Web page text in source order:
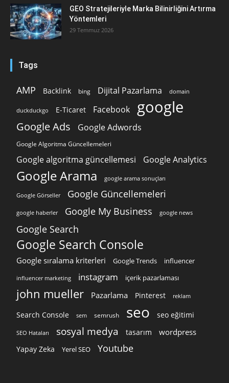
GEO Stratejileriyle Marka Bilinirliğini Artırma
Yöntemleri
29 Temmuz 2026
Tags
AMP Backlink bing Dijital Pazarlama domain
duckduckgo E-Ticaret Facebook google
Google Ads Google Adwords
Google Algoritma Güncellemeleri
Google algoritma güncellemesi Google Analytics
Google Arama google arama sonuçları
Google Görseller Google Güncellemeleri
google haberler Google My Business google news
Google Search
Google Search Console
Google sıralama kriterleri Google Trends influencer
influencer marketing instagram içerik pazarlaması
john mueller Pazarlama Pinterest reklam
Search Console sem semrush seo seo eğitimi
SEO Hataları sosyal medya tasarım wordpress
Yapay Zeka Yerel SEO Youtube